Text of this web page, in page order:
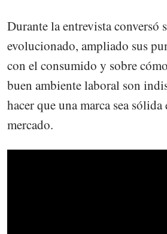
Durante la entrevista conversó
evolucionado, ampliado sus
con el consumido y sobre
buen ambiente laboral son
hacer que una marca sea
mercado.